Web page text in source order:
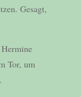
Gesagt,
Tor, um